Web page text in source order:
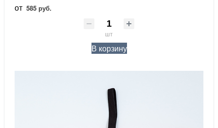
от 585 руб.
шт
В корзину